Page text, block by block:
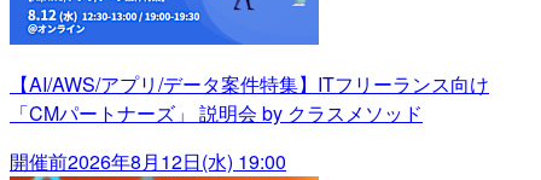
【AI/AWS/アプリ/データ案件特集】ITフリーランス向け
「CMパートナーズ」 説明会 by クラスメソッド
開催前2026年8月12日(水) 19:00